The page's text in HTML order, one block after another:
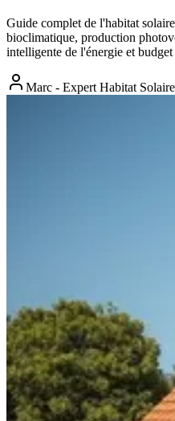
Guide complet de l'habitat
bioclimatique, production
intelligente de l'énergie et
Marc - Expert Habitat Solaire